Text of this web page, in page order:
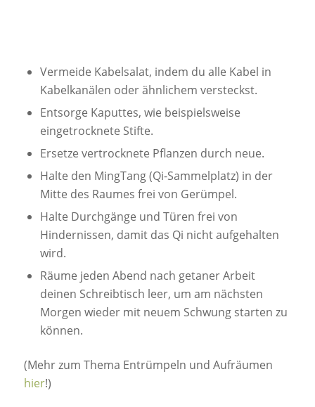
Vermeide Kabelsalat, indem du alle Kabel in
Kabelkanälen oder ähnlichem versteckst.
Entsorge Kaputtes, wie beispielsweise
eingetrocknete Stifte.
Ersetze vertrocknete Pflanzen durch neue.
Halte den MingTang (Qi-Sammelplatz) in der
Mitte des Raumes frei von Gerümpel.
Halte Durchgänge und Türen frei von
Hindernissen, damit das Qi nicht aufgehalten
wird.
Räume jeden Abend nach getaner Arbeit
deinen Schreibtisch leer, um am nächsten
Morgen wieder mit neuem Schwung starten zu
können.
(Mehr zum Thema Entrümpeln und Aufräumen
hier!)